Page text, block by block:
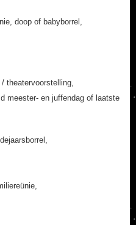
doop of babyborrel,
theatervoorstelling,
meester- en juffendag of laatste